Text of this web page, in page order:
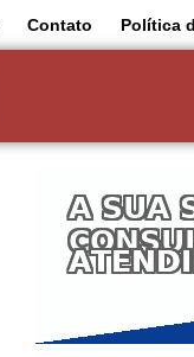
Contato Política